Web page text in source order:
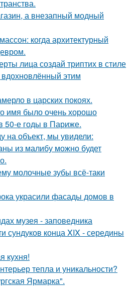
а внезапный модный
когда архитектурный
лица создай триптих в стиле
этим
в царских покоях.
имя было очень хорошо
50-е годы в Париже.
на объект, мы увидели:
из малибу можно будет
молочные зубы всё-таки
украсили фасады домов в
музея - заповедника
сундуков конца XIX - середины
кухня!
тепла и уникальности?
Ярмарка".